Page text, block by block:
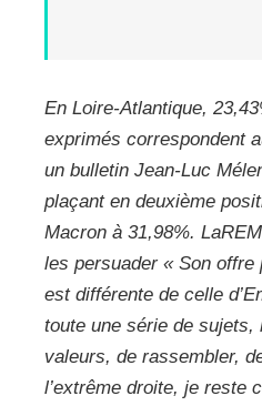
En Loire-Atlantique,
exprimés correspondent
un bulletin Jean-Luc
plaçant en deuxième
Macron à 31,98%.
les persuader « Son offre
est différente de celle
toute une série de sujets,
valeurs, de rassembler,
l’extrême droite, je reste